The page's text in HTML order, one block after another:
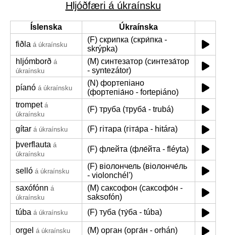
Hljóðfæri á úkraínsku
Íslenska
Úkraínska
fiðla á úkraínsku
(F) скрипка (скри́пка -
skrýpka)
hljómborð á
úkraínsku
(M) синтезатор (синтеза́тор
- syntezátor)
píanó á úkraínsku
(N) фортепіано
(фортепіа́но - fortepiáno)
trompet á
úkraínsku
(F) труба (труба́ - trubá)
gítar á úkraínsku
(F) гітара (гіта́ра - hitára)
þverflauta á
úkraínsku
(F) флейта (фле́йта - fléyta)
selló á úkraínsku
(F) віолончель (віолонче́ль
- violonchélʹ)
saxófónn á
úkraínsku
(M) саксофон (саксофо́н -
saksofón)
túba á úkraínsku (F) туба (ту́ба - túba)
orgel á úkraínsku (M) орган (орга́н - orhán)